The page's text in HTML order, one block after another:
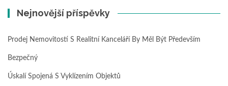
Nejnovější příspěvky
Prodej Nemovitostí S Realitní Kanceláří By Měl Být Především
Bezpečný
Úskalí Spojená S Vyklízením Objektů